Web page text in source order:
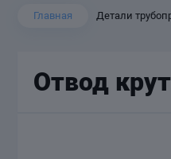
Главная Детали
Отвод